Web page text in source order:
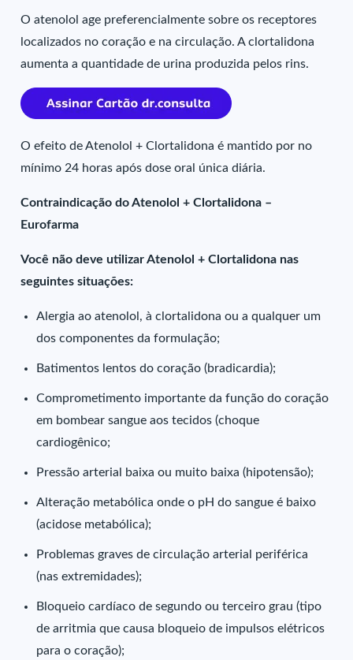
O atenolol age preferencialmente sobre os receptores
localizados no coração e na circulação. A clortalidona
aumenta a quantidade de urina produzida pelos rins.
O efeito de Atenolol + Clortalidona é mantido por no
mínimo 24 horas após dose oral única diária.
Contraindicação do Atenolol + Clortalidona –
Eurofarma
Você não deve utilizar Atenolol + Clortalidona nas
seguintes situações:
Alergia ao atenolol, à clortalidona ou a qualquer um
dos componentes da formulação;
Batimentos lentos do coração (bradicardia);
Comprometimento importante da função do coração
em bombear sangue aos tecidos (choque
cardiogênico;
Pressão arterial baixa ou muito baixa (hipotensão);
Alteração metabólica onde o pH do sangue é baixo
(acidose metabólica);
Problemas graves de circulação arterial periférica
(nas extremidades);
Bloqueio cardíaco de segundo ou terceiro grau (tipo
de arritmia que causa bloqueio de impulsos elétricos
para o coração);